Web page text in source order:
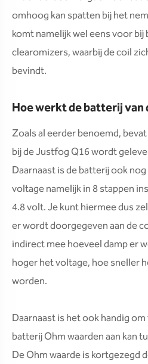
omhoog kan spatten bij het
komt namelijk wel eens voor
clearomizers, waarbij de coil
bevindt.
Hoe werkt de batterij van
Zoals al eerder benoemd,
bij de Justfog Q16 wordt
Daarnaast is de batterij ook
voltage namelijk in 8 stappen
4.8 volt. Je kunt hiermee dus
er wordt doorgegeven aan de
indirect mee hoeveel damp er
hoger het voltage, hoe sneller
worden.
Daarnaast is het ook handig
batterij Ohm waarden aan kan
De Ohm waarde is kortgezegd